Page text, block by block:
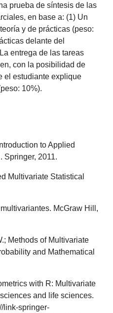
prueba de síntesis de las
en base a: (1) Un
y de prácticas (peso:
delante del
entrega de las tareas
con la posibilidad de
el estudiante explique
10%).
to Applied
Springer, 2011.
Multivariate Statistical
McGraw Hill,
Methods of Multivariate
and Mathematical
with R: Multivariate
and life sciences.
link-springer-